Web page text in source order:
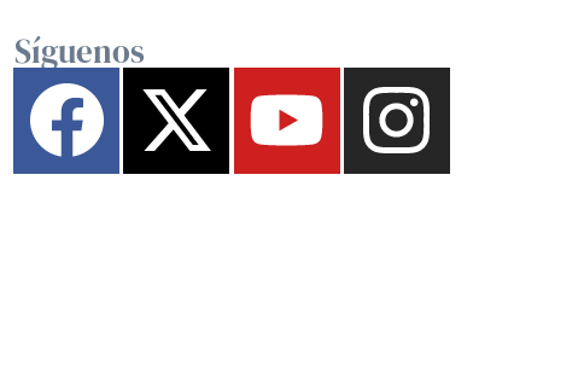
Síguenos